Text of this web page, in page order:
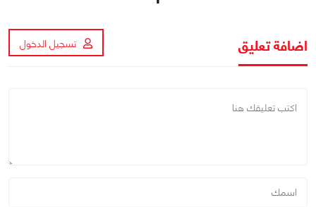
اضافة تعليق تسجيل الدخول